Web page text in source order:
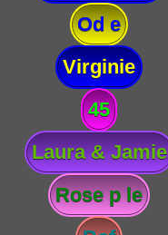
Od e
Virginie
45
Laura & Jamie
Rose p le